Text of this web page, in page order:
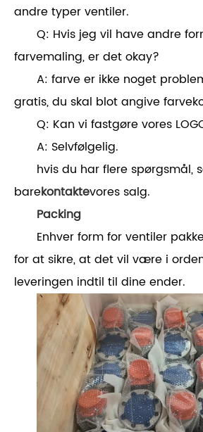
andre typer ventiler.
Q: Hvis jeg vil have andre
farvemaling, er det okay?
A: farve er ikke noget
gratis, du skal blot angive
Q: Kan vi fastgøre vores
A: Selvfølgelig.
hvis du har flere spørgsmål,
barekontaktevores salg.
Packing
Enhver form for ventiler
for at sikre, at det vil være i
leveringen indtil til dine ender.